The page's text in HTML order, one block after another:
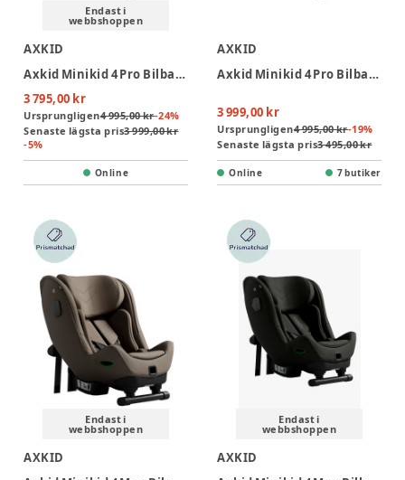
Endast i
webbshoppen
AXKID
Axkid Minikid 4 Pro Bilbarnstol - Glacier Lake Blue
3 795,00 kr
Ursprungligen4 995,00 kr-24%
Senaste lägsta pris3 999,00 kr
-5%
Online
AXKID
Axkid Minikid 4 Pro Bilbarnstol - Coastal Storm Black
3 999,00 kr
Ursprungligen4 995,00 kr-19%
Senaste lägsta pris3 495,00 kr
Online 7 butiker
Endast i
webbshoppen
AXKID
Endast i
webbshoppen
AXKID